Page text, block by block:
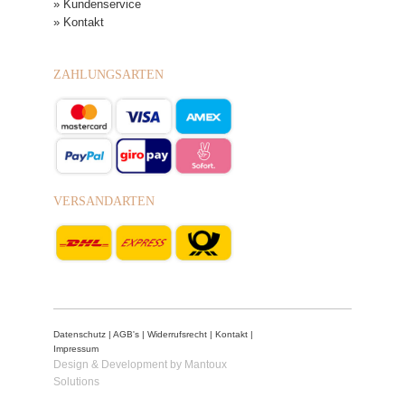
» Kundenservice
» Kontakt
ZAHLUNGSARTEN
VERSANDARTEN
Datenschutz AGB's Widerrufsrecht Kontakt
Impressum
Design & Development by Mantoux
Solutions